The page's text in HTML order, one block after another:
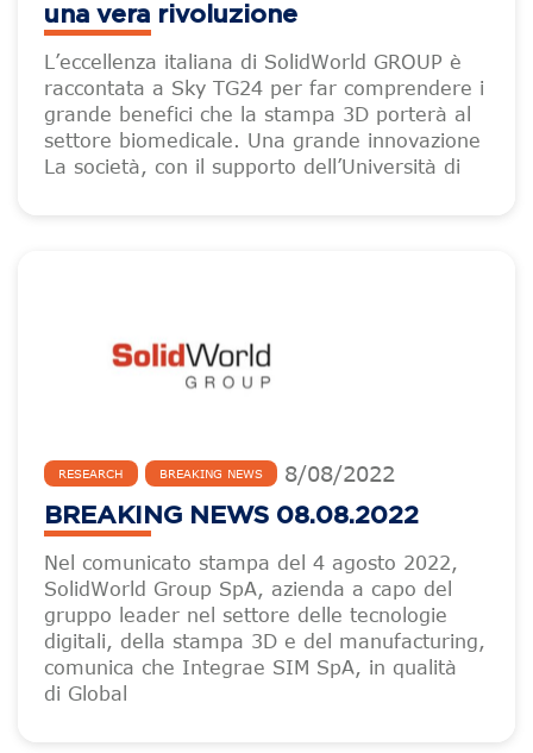
una vera rivoluzione
L’eccellenza italiana di SolidWorld GROUP è
raccontata a Sky TG24 per far comprendere i
grande benefici che la stampa 3D porterà al
settore biomedicale. Una grande innovazione
La società, con il supporto dell’Università di
RESEARCH BREAKING NEWS 8/08/2022
BREAKING NEWS 08.08.2022
Nel comunicato stampa del 4 agosto 2022,
SolidWorld Group SpA, azienda a capo del
gruppo leader nel settore delle tecnologie
digitali, della stampa 3D e del manufacturing,
comunica che Integrae SIM SpA, in qualità
di Global